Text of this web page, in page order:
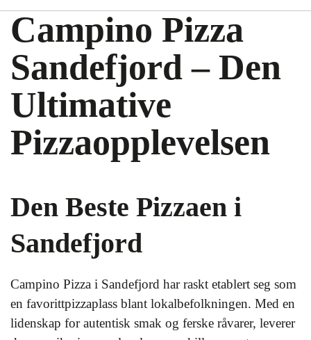
Campino Pizza
Sandefjord – Den
Ultimative
Pizzaopplevelsen
Den Beste Pizzaen i
Sandefjord
Campino Pizza i Sandefjord har raskt etablert seg som
en favorittpizzaplass blant lokalbefolkningen. Med en
lidenskap for autentisk smak og ferske råvarer, leverer